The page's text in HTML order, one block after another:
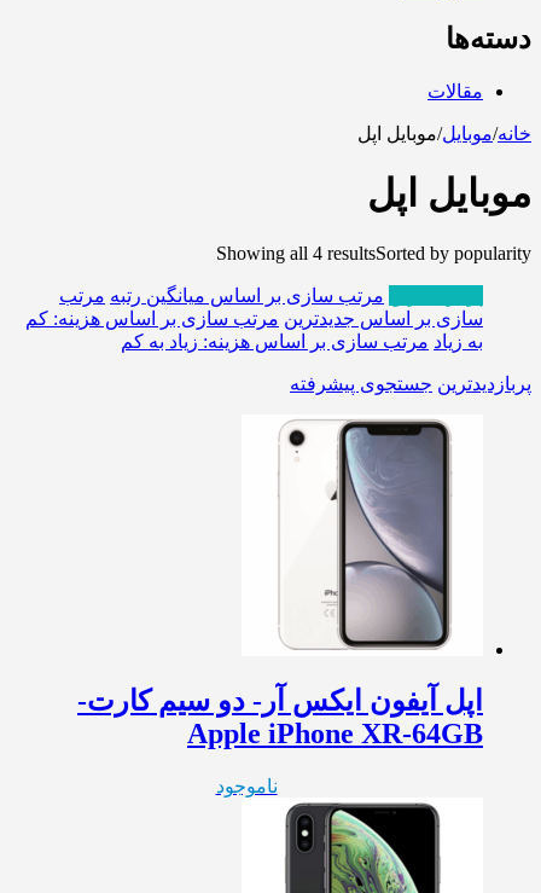
دسته‌ها
مقالات
خانه/موبایل/موبایل اپل
موبایل اپل
Showing all 4 resultsSorted by popularity
مرتب سازی بر اساس میانگین رتبه مرتب
سازی بر اساس جدیدترین مرتب سازی بر اساس هزینه: کم
به زیاد مرتب سازی بر اساس هزینه: زیاد به کم
پربازدیدترین جستجوی پیشرفته
اپل آیفون ایکس آر- دو سیم کارت-
Apple iPhone XR-64GB
ناموجود